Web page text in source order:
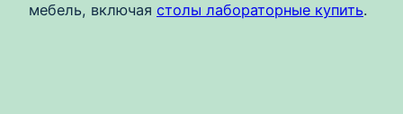
мебель, включая столы лабораторные купить.